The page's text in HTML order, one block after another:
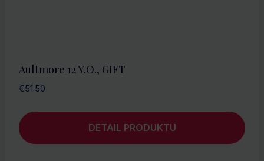
Aultmore 12 Y.O., GIFT
€51.50
DETAIL PRODUKTU